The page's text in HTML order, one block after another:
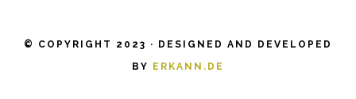
© COPYRIGHT 2023 · DESIGNED AND DEVELOPED
BY
ERKANN.DE